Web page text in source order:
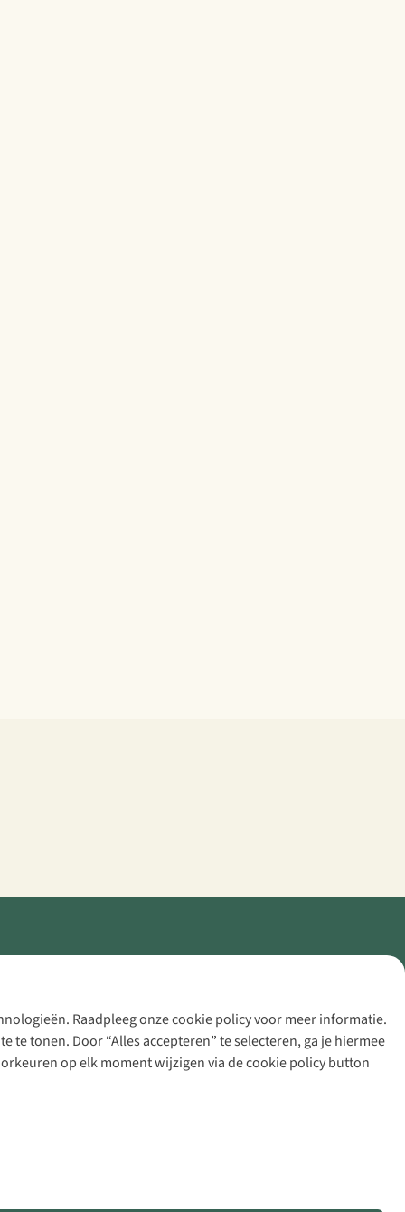
Raadpleeg onze cookie policy voor meer informatie.
tonen. Door “Alles accepteren” te selecteren, ga je hiermee
op elk moment wijzigen via de cookie policy button